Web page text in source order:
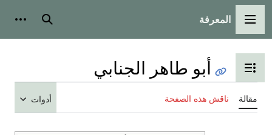
القائمة الرئيسية
المعرفة بحث
تبديل عرض جدول المحتويات
أبو طاهر الجنابي
ناقش هذه الصفحة أدوات